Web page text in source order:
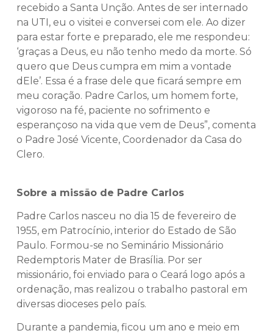
recebido a Santa Unção. Antes de ser internado
na UTI, eu o visitei e conversei com ele. Ao dizer
para estar forte e preparado, ele me respondeu:
‘graças a Deus, eu não tenho medo da morte. Só
quero que Deus cumpra em mim a vontade
dEle’. Essa é a frase dele que ficará sempre em
meu coração. Padre Carlos, um homem forte,
vigoroso na fé, paciente no sofrimento e
esperançoso na vida que vem de Deus”, comenta
o Padre José Vicente, Coordenador da Casa do
Clero.
Sobre a missão de Padre Carlos
Padre Carlos nasceu no dia 15 de fevereiro de
1955, em Patrocínio, interior do Estado de São
Paulo. Formou-se no Seminário Missionário
Redemptoris Mater de Brasília. Por ser
missionário, foi enviado para o Ceará logo após a
ordenação, mas realizou o trabalho pastoral em
diversas dioceses pelo país.
Durante a pandemia, ficou um ano e meio em